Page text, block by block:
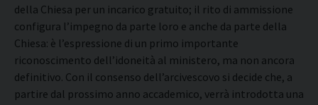
della Chiesa per un incarico gratuito; il rito di ammissione
configura l’impegno da parte loro e anche da parte della
Chiesa: è l’espressione di un primo importante
riconoscimento dell’idoneità al ministero, ma non ancora
definitivo. Con il consenso dell’arcivescovo si decide che, a
partire dal prossimo anno accademico, verrà introdotta una